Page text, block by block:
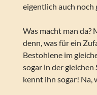
eigentlich auch noch
Was macht man da?
denn, was für ein
Bestohlene im
sogar in der
kennt ihn sogar! Na,